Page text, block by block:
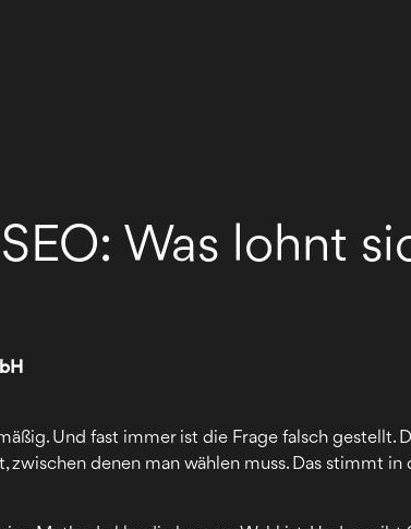
Was lohnt
Und fast immer ist die Frage falsch gestellt.
zwischen denen man wählen muss. Das stimmt in